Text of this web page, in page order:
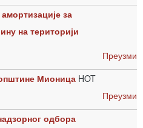
за
на територији
Преузми
Мионица HOT
Преузми
одбора